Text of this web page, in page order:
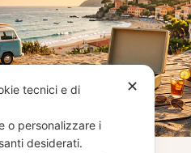
i vinili usati
✕
tecnici e di
o personalizzare i
desiderati.